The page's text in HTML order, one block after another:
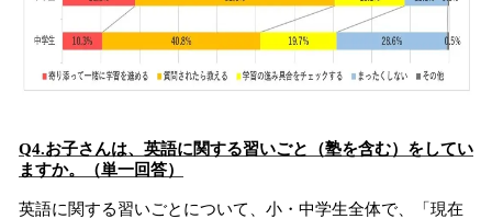
Q4.お子さんは、英語に関する習いごと（塾を含む）をしてい
ますか。（単一回答）
英語に関する習いごとについて、小・中学生全体で、「現在